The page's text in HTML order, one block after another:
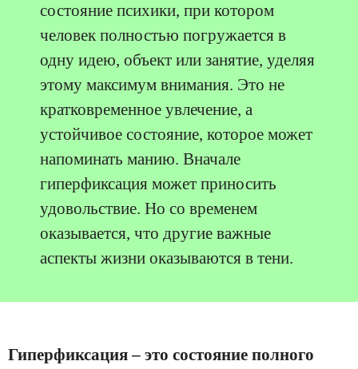
состояние психики, при котором
человек полностью погружается в
одну идею, объект или занятие, уделяя
этому максимум внимания. Это не
кратковременное увлечение, а
устойчивое состояние, которое может
напоминать манию. Вначале
гиперфиксация может приносить
удовольствие. Но со временем
оказывается, что другие важные
аспекты жизни оказываются в тени.
Гиперфиксация – это состояние полного